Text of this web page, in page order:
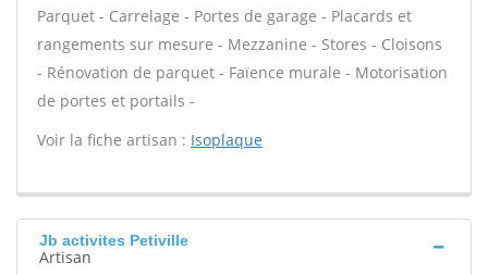
Parquet - Carrelage - Portes de garage - Placards et
rangements sur mesure - Mezzanine - Stores - Cloisons
- Rénovation de parquet - Faïence murale - Motorisation
de portes et portails -
Voir la fiche artisan : Isoplaque
Jb activites Petiville
Artisan